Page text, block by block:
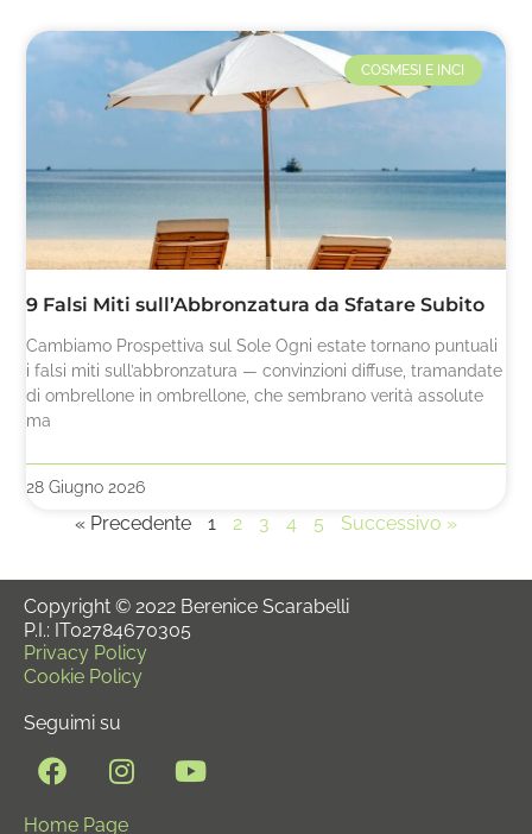
COSMESI E INCI
9 Falsi Miti sull’Abbronzatura da Sfatare Subito
Cambiamo Prospettiva sul Sole Ogni estate tornano puntuali
i falsi miti sull’abbronzatura — convinzioni diffuse, tramandate
di ombrellone in ombrellone, che sembrano verità assolute
ma
28 Giugno 2026
« Precedente 1 2 3 4 5 Successivo »
Copyright © 2022 Berenice Scarabelli
P.I.: IT02784670305
Privacy Policy
Cookie Policy
Seguimi su
Home Page